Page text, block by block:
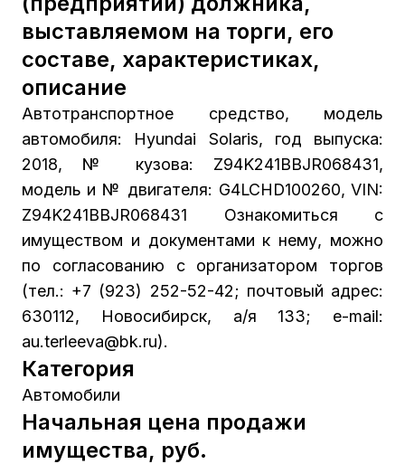
выставляемом на торги, его
составе, характеристиках,
описание
Автотранспортное средство, модель
автомобиля: Hyundai Solaris, год выпуска:
2018, № кузова: Z94K241BBJR068431,
модель и № двигателя: G4LCHD100260, VIN:
Z94K241BBJR068431 Ознакомиться с
имуществом и документами к нему, можно
по согласованию с организатором торгов
(тел.: +7 (923) 252-52-42; почтовый адрес:
630112, Новосибирск, а/я 133; e-mail:
au.terleeva@bk.ru).
Категория
Автомобили
Начальная цена продажи
имущества, руб.